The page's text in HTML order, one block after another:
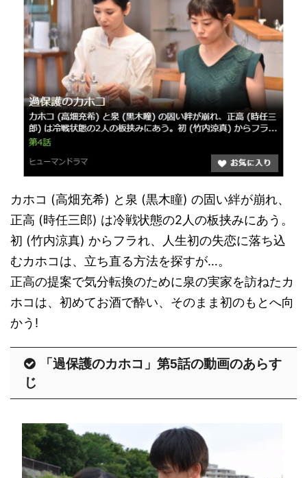
カホコ (高畑充希) と泉 (黒木瞳) の固い絆が崩れ、
正高 (時任三郎) は冷戦状態の2人の板挟みにあう。
初 (竹内涼真) からフラれ、人生初の失恋に落ち込
むカホコは、立ち直る方法を探すが…。
正高の提案で気分転換のために泉の実家を訪ねたカ
ホコは、初めてお酒で酔い、そのまま初のもとへ向
かう!
「過保護のカホコ」第5話の動画のあらす
じ